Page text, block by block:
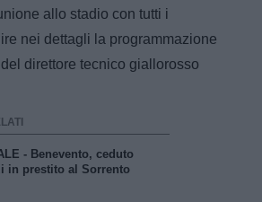
allo stadio con tutti i
nei dettagli la programmazione
direttore tecnico giallorosso
- Benevento, ceduto
in prestito al Sorrento